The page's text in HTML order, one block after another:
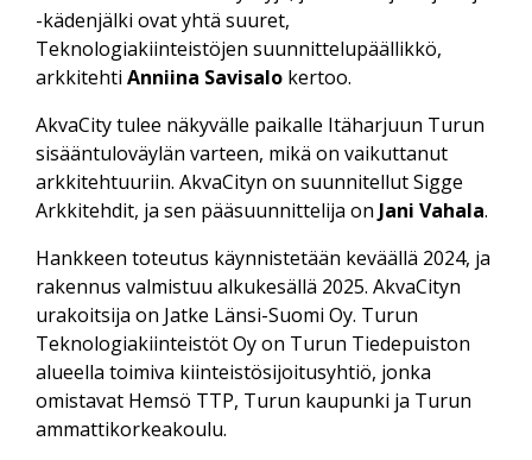
-kädenjälki ovat yhtä suuret,
Teknologiakiinteistöjen suunnittelupäällikkö,
arkkitehti Anniina Savisalo kertoo.
AkvaCity tulee näkyvälle paikalle Itäharjuun Turun
sisääntuloväylän varteen, mikä on vaikuttanut
arkkitehtuuriin. AkvaCityn on suunnitellut Sigge
Arkkitehdit, ja sen pääsuunnittelija on Jani Vahala.
Hankkeen toteutus käynnistetään keväällä 2024, ja
rakennus valmistuu alkukesällä 2025. AkvaCityn
urakoitsija on Jatke Länsi-Suomi Oy. Turun
Teknologiakiinteistöt Oy on Turun Tiedepuiston
alueella toimiva kiinteistösijoitusyhtiö, jonka
omistavat Hemsö TTP, Turun kaupunki ja Turun
ammattikorkeakoulu.